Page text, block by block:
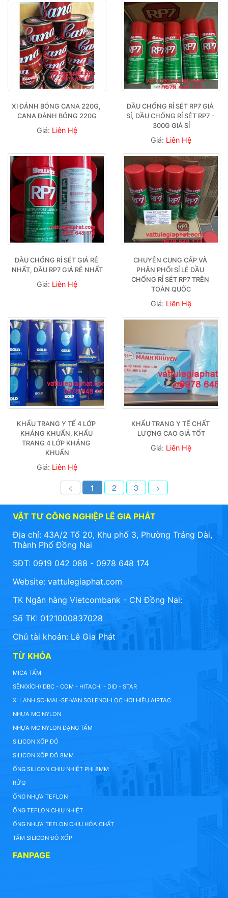
XI ĐÁNH BÓNG CANA 220G,
CANA ĐÁNH BÓNG 220G
Giá: Liên Hệ
DẦU CHỐNG RỈ SÉT RP7 GIÁ
SỈ, DẦU CHỐNG RỈ SÉT RP7 -
300G GIÁ SỈ
Giá: Liên Hệ
DẦU CHỐNG RỈ SÉT GIÁ RẺ
NHẤT, DẦU RP7 GIÁ RẺ NHẤT
Giá: Liên Hệ
CHUYÊN CUNG CẤP VÀ
PHÂN PHỐI SỈ LẺ DẦU
CHỐNG RỈ SÉT RP7 TRÊN
TOÀN QUỐC
Giá: Liên Hệ
KHẨU TRANG Y TẾ 4 LỚP
KHÁNG KHUẨN, KHẨU
TRANG 4 LỚP KHÁNG
KHUẨN
Giá: Liên Hệ
KHẨU TRANG Y TẾ CHẤT
LƯỢNG CAO GIÁ TỐT
Giá: Liên Hệ
< 1 2 3 >
VẬT TƯ CÔNG NGHIỆP LÊ GIA PHÁT
Địa chỉ: 43A/2 Tổ 20, Khu phố 3, Phường Trảng Dài,
Thành Phố Đồng Nai
SĐT: 0919 042 088 - 0978 648 174
Website: vattulegiaphat.com
TK Ngân hàng Vietcombank - CN Đồng Nai:
Số TK: 0121000837028
Chủ tài khoản: Lê Gia Phát
TỪ KHÓA
MICA TẤM
SÊN(XÍCH) DBC - COM - HITACHI - DID - STAR
XI LANH SC-MAL-SE-VAN SOLENOI-LỌC HƠI HIỆU AIRTAC
NHỰA MC NYLON
NHỰA MC NYLON DẠNG TẤM
SILICON XỐP ĐỎ
SILICON XỐP ĐỎ 8MM
ỐNG SILICON CHỊU NHIỆT PHI 8MM
RỬQ
ỐNG NHỰA TEFLON
ỐNG TEFLON CHỊU NHIỆT
ỐNG NHỰA TEFLON CHỊU HÓA CHẤT
TẤM SILICON ĐỎ XỐP
FANPAGE